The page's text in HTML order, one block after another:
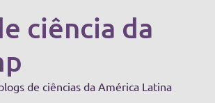
de ferramentas
ciência da
de ciências da América Latina